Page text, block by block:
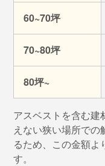
60~70坪
70~80坪
80坪~
アスベストを含む建
えない狭い場所で
るため、この金額よ
す。